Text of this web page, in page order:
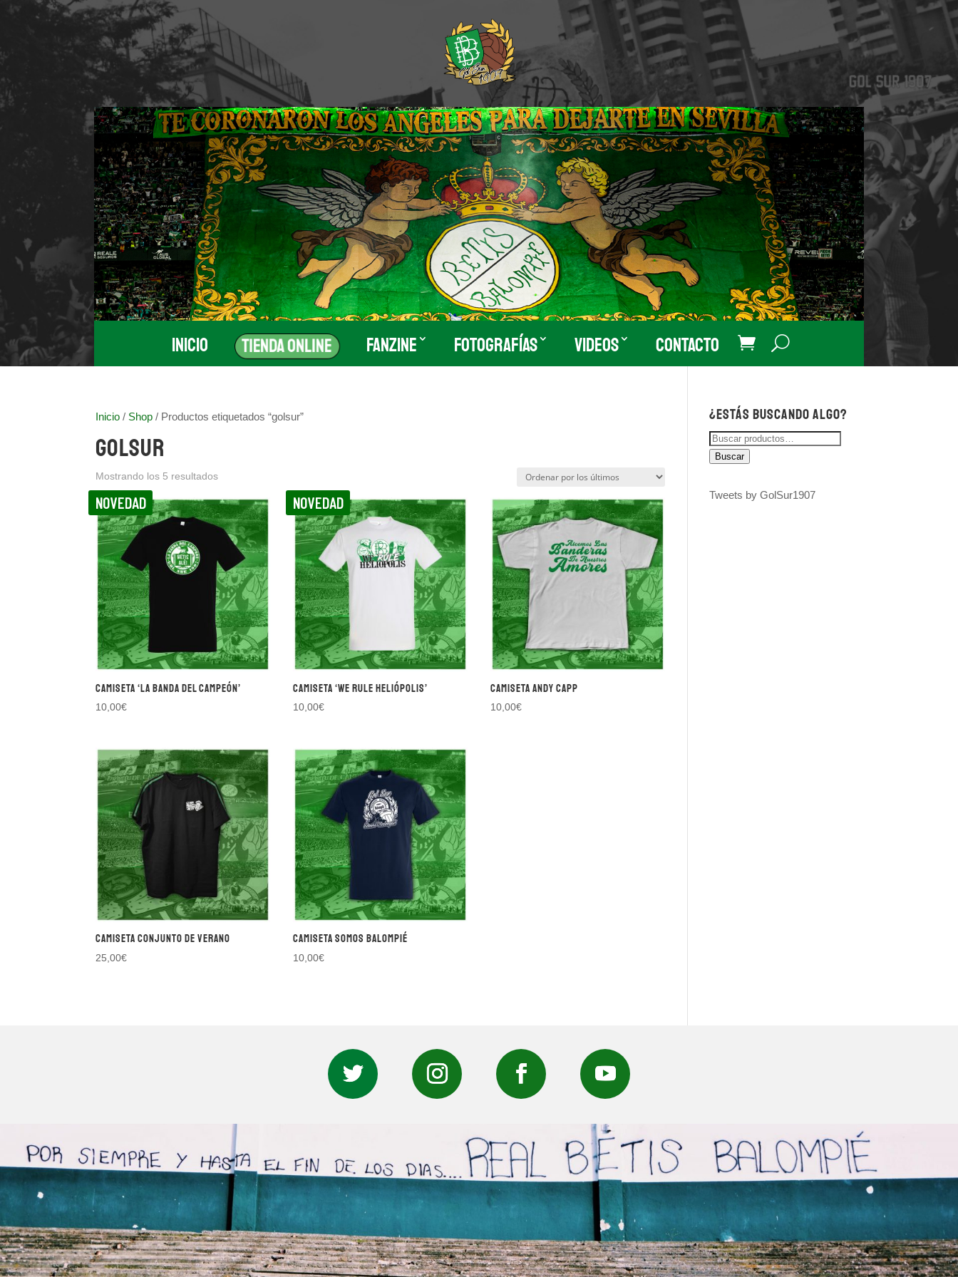
Inicio Tienda Online Fanzine Fotografías Videos Contacto
Inicio / Shop / Productos etiquetados “golsur”
golsur
Mostrando los 5 resultadosOrdenado
los
últimos
NOVEDAD
Camiseta ‘LA BANDA DEL CAMPEÓN’
10,00€
NOVEDAD
Camiseta ‘WE RULE HELIÓPOLIS’
10,00€
Camiseta ANDY CAPP
10,00€
Camiseta Conjunto de verano
25,00€
Camiseta SOMOS BALOMPIÉ
10,00€
¿Estás buscando algo?
Buscar
por:
Buscar
Tweets by GolSur1907